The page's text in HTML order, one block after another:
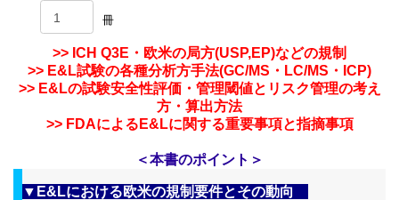
冊
>> ICH Q3E・欧米の局方(USP,EP)などの規制
>> E&L試験の各種分析方手法(GC/MS・LC/MS・ICP)
>> E&Lの試験安全性評価・管理閾値とリスク管理の考え
方・算出方法
>> FDAによるE&Lに関する重要事項と指摘事項
​＜本書のポイント＞
▼E&Lにおける欧米の規制要件とその動向